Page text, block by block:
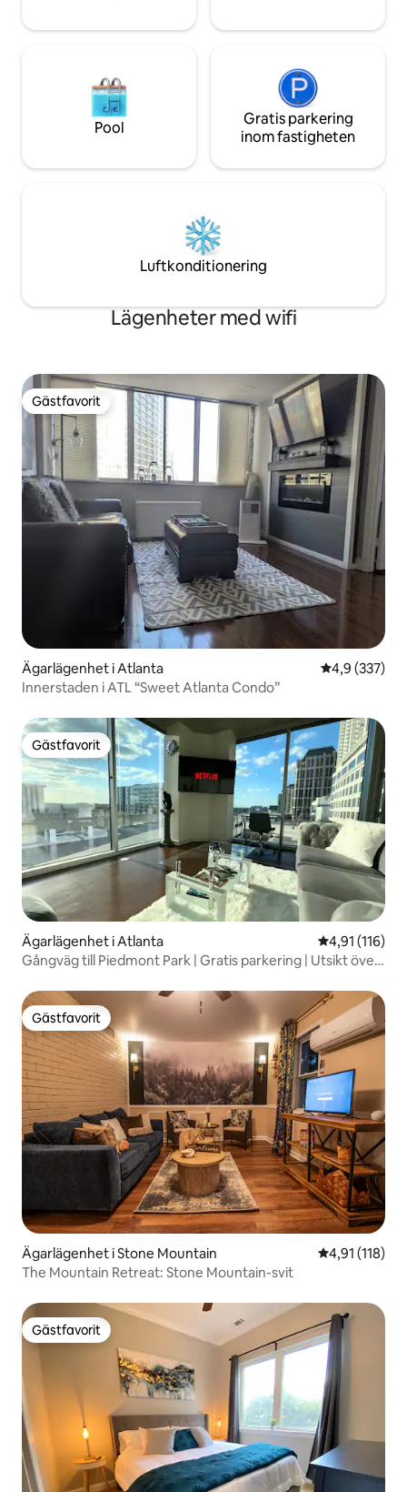
Pool
Gratis parkering
inom fastigheten
Luftkonditionering
Lägenheter med wifi
Gästfavorit
Gästfavorit
Ägarlägenhet i Atlanta 4,9 av 5 i
4,9 (337)
Innerstaden i ATL “Sweet Atlanta Condo”
Gästfavorit
Gästfavorit
Ägarlägenhet i Atlanta 4,91 av 5 i
4,91 (116)
Gångväg till Piedmont Park | Gratis parkering | Utsikt över
Gästfavorit
Gästfavorit
Ägarlägenhet i Stone Mountain 4,91 av 5 i
4,91 (118)
The Mountain Retreat: Stone Mountain-svit
Gästfavorit
Gästfavorit